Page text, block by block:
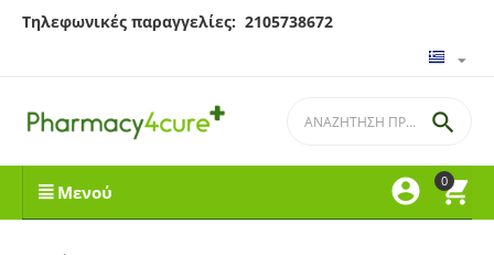
Τηλεφωνικές παραγγελίες: 2105738672
0



Μενού